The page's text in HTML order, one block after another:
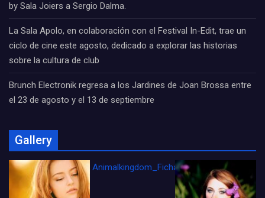
by Sala Joiers a Sergio Dalma.
La Sala Apolo, en colaboración con el Festival In-Edit, trae un
ciclo de cine este agosto, dedicado a explorar las historias
sobre la cultura de club
Brunch Electronik regresa a los Jardines de Joan Brossa entre
el 23 de agosto y el 13 de septiembre
Gallery
Animalkingdom_FichaCine